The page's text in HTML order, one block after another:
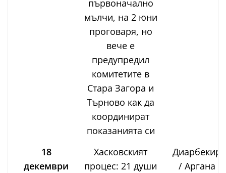
първоначално
мълчи, на 2 юни
проговаря, но
вече е
предупредил
комитетите в
Стара Загора и
Търново как да
координират
показанията си
18
декември
Хасковският
процес: 21 души
Диарбекир
/ Аргана